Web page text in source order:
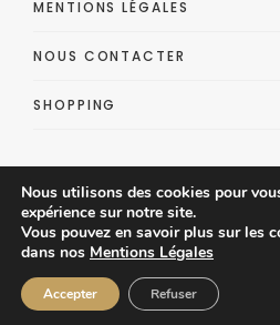
MENTIONS LÉGALES
NOUS CONTACTER
SHOPPING
Luxe Infinity - Lifestyle
Nous utilisons des cookies pour
expérience sur notre site.
Vous pouvez en savoir plus sur les
dans nos Mentions Légales
Accepter Refuser